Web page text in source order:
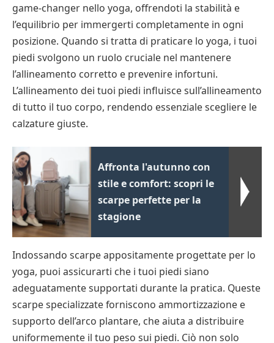
game-changer nello yoga, offrendoti la stabilità e
l’equilibrio per immergerti completamente in ogni
posizione. Quando si tratta di praticare lo yoga, i tuoi
piedi svolgono un ruolo cruciale nel mantenere
l’allineamento corretto e prevenire infortuni.
L’allineamento dei tuoi piedi influisce sull’allineamento
di tutto il tuo corpo, rendendo essenziale scegliere le
calzature giuste.
Affronta l'autunno con
stile e comfort: scopri le
scarpe perfette per la
stagione
Indossando scarpe appositamente progettate per lo
yoga, puoi assicurarti che i tuoi piedi siano
adeguatamente supportati durante la pratica. Queste
scarpe specializzate forniscono ammortizzazione e
supporto dell’arco plantare, che aiuta a distribuire
uniformemente il tuo peso sui piedi. Ciò non solo